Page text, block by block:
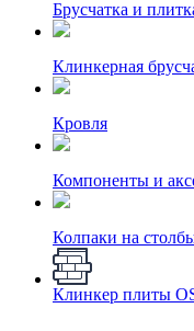
Брусчатка и
Клинкерная
Кровля
Компоненты и
Колпаки на
Клинкер плиты